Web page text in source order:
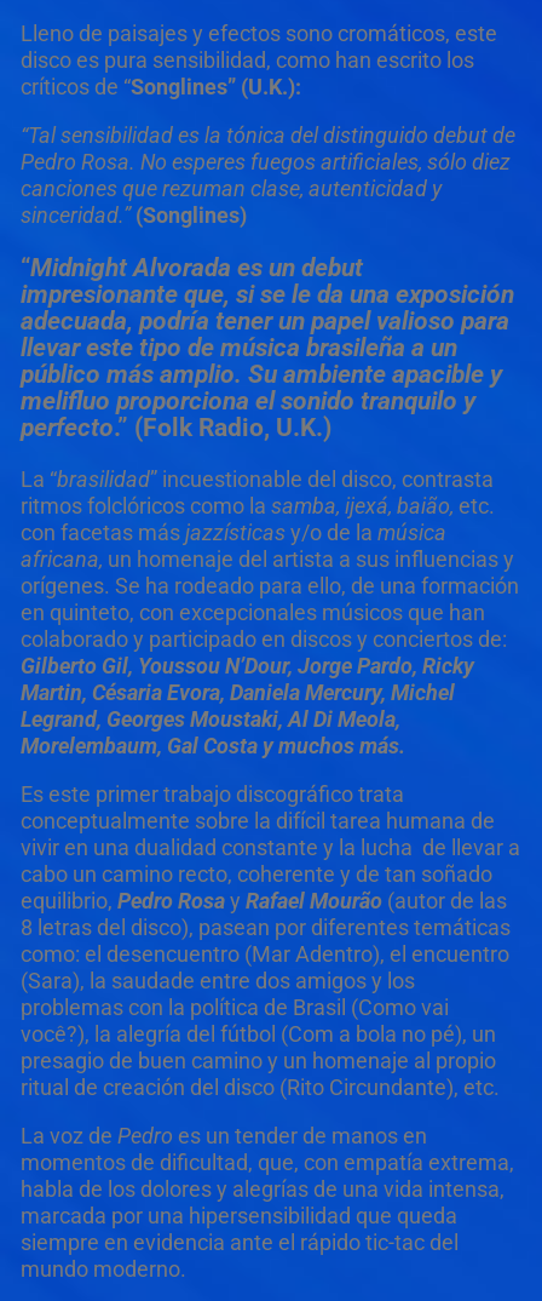
Lleno de paisajes y efectos sono cromáticos, este
disco es pura sensibilidad, como han escrito los
críticos de “Songlines” (U.K.):
“Tal sensibilidad es la tónica del distinguido debut de
Pedro Rosa. No esperes fuegos artificiales, sólo diez
canciones que rezuman clase, autenticidad y
sinceridad.” (Songlines)
“Midnight Alvorada es un debut
impresionante que, si se le da una exposición
adecuada, podría tener un papel valioso para
llevar este tipo de música brasileña a un
público más amplio. Su ambiente apacible y
melifluo proporciona el sonido tranquilo y
perfecto.” (Folk Radio, U.K.)
La “brasilidad” incuestionable del disco, contrasta
ritmos folclóricos como la samba, ijexá, baião, etc.
con facetas másjazzísticasy/o de la música
africana, un homenaje del artista a sus influencias y
orígenes. Se ha rodeado para ello, de una formación
en quinteto, con excepcionales músicos que han
colaborado y participado en discos y conciertos de:
Gilberto Gil, Youssou N’Dour, Jorge Pardo, Ricky
Martin, Césaria Evora, Daniela Mercury, Michel
Legrand, Georges Moustaki, Al Di Meola,
Morelembaum, Gal Costa y muchos más.
Es este primer trabajo discográfico trata
conceptualmente sobre la difícil tarea humana de
vivir en una dualidad constante y la lucha de llevar a
cabo un camino recto, coherente y de tan soñado
equilibrio, Pedro Rosay Rafael Mourão(autor de las
8 letras del disco), pasean por diferentes temáticas
como: el desencuentro (Mar Adentro), el encuentro
(Sara), la saudade entre dos amigos y los
problemas con la política de Brasil (Como vai
você?), la alegría del fútbol (Com a bola no pé), un
presagio de buen camino y un homenaje al propio
ritual de creación del disco (Rito Circundante), etc.
La voz de Pedro es un tender de manos en
momentos de dificultad, que, con empatía extrema,
habla de los dolores y alegrías de una vida intensa,
marcada por una hipersensibilidad que queda
siempre en evidencia ante el rápido tic-tac del
mundo moderno.